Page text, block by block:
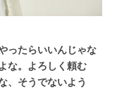
ったらいいんじゃな
な。よろしく頼む
、そうでないよう